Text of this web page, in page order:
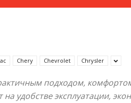
Chery Chevrolet Chrysler
подходом,
удобстве эксплуатации,